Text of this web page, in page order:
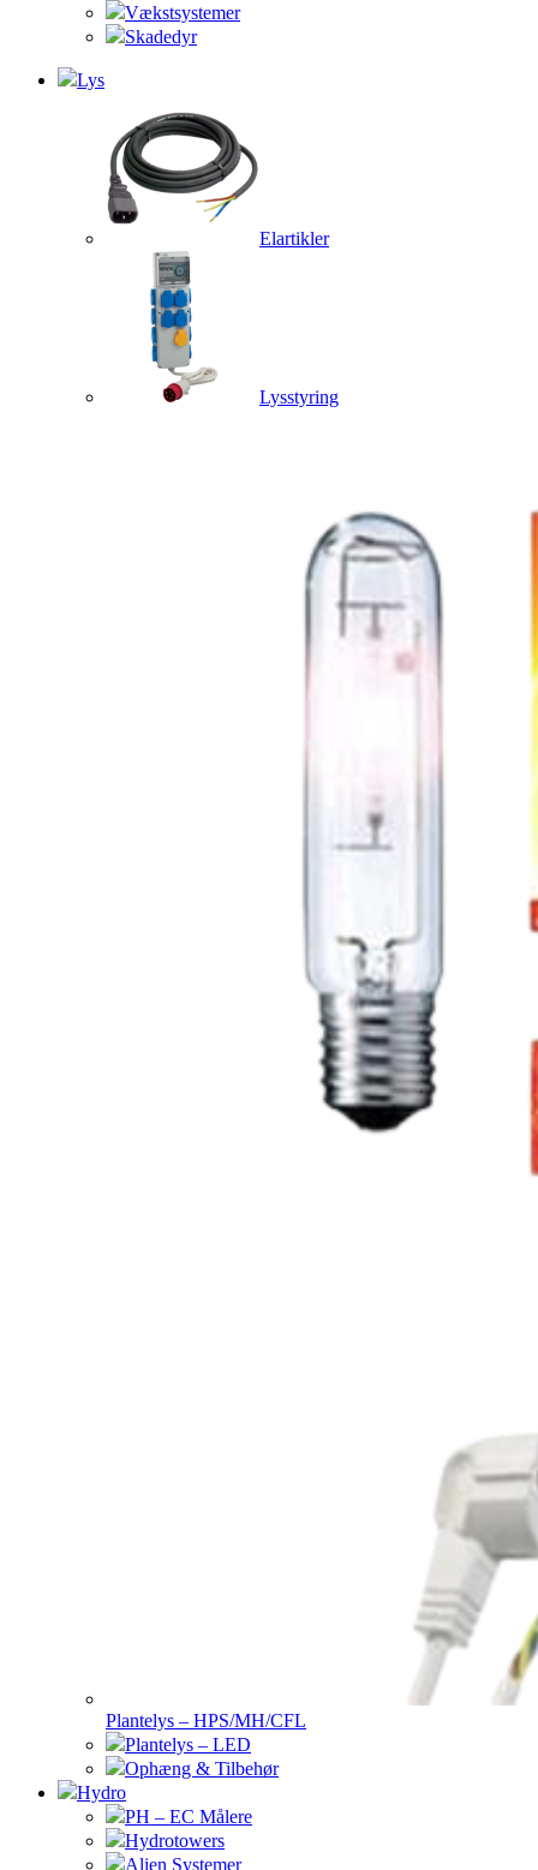
Vækstsystemer
Skadedyr
Lys
Elartikler
Lysstyring
Plantelys – HPS/MH/CFL
Plantelys – LED
Ophæng & Tilbehør
Hydro
PH – EC Målere
Hydrotowers
Alien Systemer